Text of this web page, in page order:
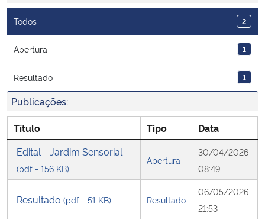
Ministério da Ciência, Tecnologia, Inovações e Comunicações
Ministério do Meio Ambiente
Ministério do Turismo
Ministério do Desenvolvimento Regional
Controladoria-Geral da União
Ministério da Mulher, da Família e dos Direitos Humanos
Todos 2
Abertura 1
Resultado 1
Publicações:
Título Tipo
Data
Edital - Jardim Sensorial
(pdf - 156 KB)
Abertura
30/04/2026
08:49
Resultado (pdf - 51 KB) Resultado
06/05/2026
21:53